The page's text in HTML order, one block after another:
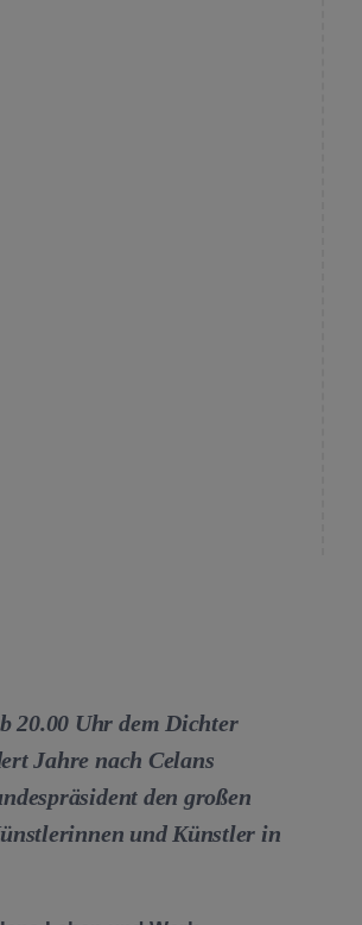
20.00 Uhr dem Dichter
Jahre nach Celans
den großen
und Künstler in